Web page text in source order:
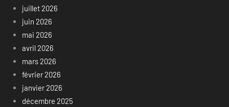
juillet 2026
juin 2026
mai 2026
avril 2026
mars 2026
février 2026
janvier 2026
décembre 2025